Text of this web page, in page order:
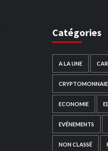
Catégories
A LA UNE
CRYPTOMONNAIE
ECONOMIE
EVÉNEMENTS
NON CLASSÉ